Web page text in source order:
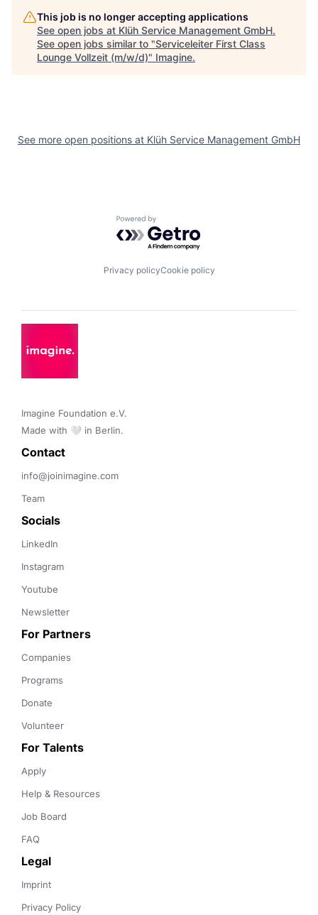
This job is no longer accepting applications
See open jobs at Klüh Service Management GmbH.
See open jobs similar to "Serviceleiter First Class
Lounge Vollzeit (m/w/d)" Imagine.
See more open positions at Klüh Service Management GmbH
Powered by Getro.com
Privacy policyCookie policy
Imagine Foundation e.V.
Made with 🤍 in Berlin.
Contact
info@joinimagine.com
Team
Socials
LinkedIn
Instagram
Youtube
Newsletter
For Partners
Companies
Programs
Donate
Volunteer
For Talents
Apply
Help & Resources
Job Board
FAQ
Legal
Imprint
Privacy Policy